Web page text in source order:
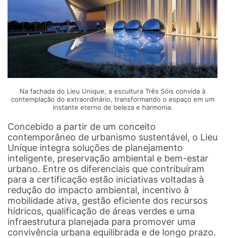
Na fachada do Lieu Unique, a escultura Três Sóis convida à
contemplação do extraordinário, transformando o espaço em um
instante eterno de beleza e harmonia.
Concebido a partir de um conceito
contemporâneo de urbanismo sustentável, o Lieu
Unique integra soluções de planejamento
inteligente, preservação ambiental e bem-estar
urbano. Entre os diferenciais que contribuíram
para a certificação estão iniciativas voltadas à
redução do impacto ambiental, incentivo à
mobilidade ativa, gestão eficiente dos recursos
hídricos, qualificação de áreas verdes e uma
infraestrutura planejada para promover uma
convivência urbana equilibrada e de longo prazo.